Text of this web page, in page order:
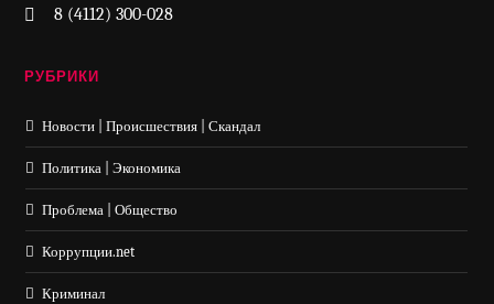
8 (4112) 300-028
РУБРИКИ
Новости | Происшествия | Скандал
Политика | Экономика
Проблема | Общество
Коррупции.net
Криминал